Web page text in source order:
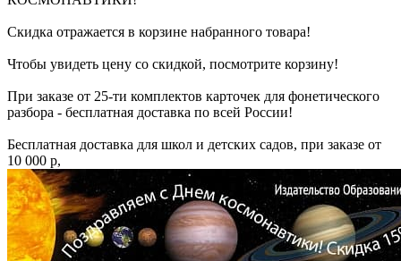
Скидка отражается в корзине набранного товара!
Чтобы увидеть цену со скидкой, посмотрите корзину!
При заказе от 25-ти комплектов карточек для фонетического
разбора - бесплатная доставка по всей России!
Бесплатная доставка для школ и детских садов, при заказе от
10 000 р,